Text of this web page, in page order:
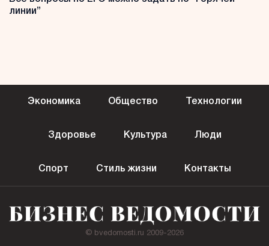
линии”
Экономика Общество Технологии
Здоровье Культура Люди
Спорт Стиль жизни Контакты
© bvedomosti.ru 2009-2026